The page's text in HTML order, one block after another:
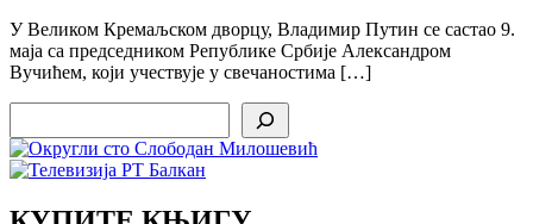
У Великом Кремаљском дворцу, Владимир Путин се састао 9.
маја са председником Републике Србије Александром
Вучићем, који учествује у свечаностима […]